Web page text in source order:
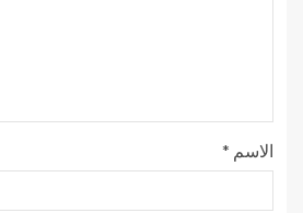
الاسم *